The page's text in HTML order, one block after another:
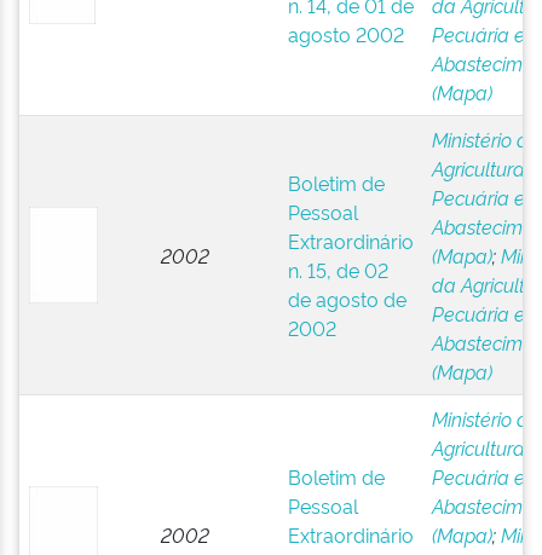
agosto 2002
Pecuária e
(Mapa)
2002
Boletim de
Pessoal
Extraordinário
n. 15, de 02
de agosto de
2002
Ministério da
Agricultura,
Pecuária e
(Mapa);
da
Pecuária e
(Mapa)
2002
Boletim de
Pessoal
Extraordinário
Ministério da
Agricultura,
Pecuária e
(Mapa);